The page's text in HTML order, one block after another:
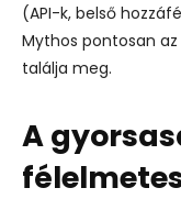
(API-k, belső
Mythos pontosan
találja meg.
A